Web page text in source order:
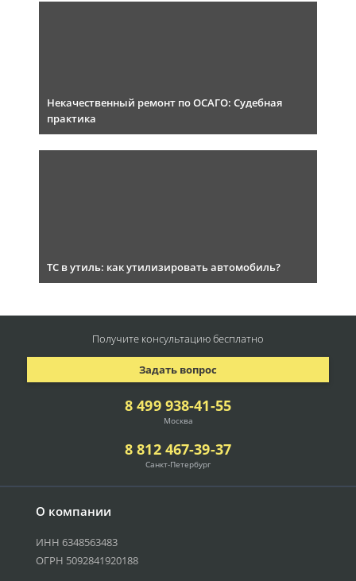
Некачественный ремонт по ОСАГО: Судебная
практика
ТС в утиль: как утилизировать автомобиль?
О компании
ИНН 6348563483
ОГРН 5092841920188
8 499 938-41-55
Москва
8 812 467-39-37
Санкт-Петербург
Задать вопрос
Получите консультациюбесплатно